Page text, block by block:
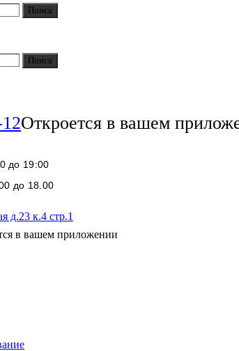
Поиск
Поиск
Откроется в вашем
до 19:00
д.23 к.4 стр.1
в вашем приложении